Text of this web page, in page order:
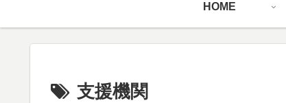
HOME
支援機関